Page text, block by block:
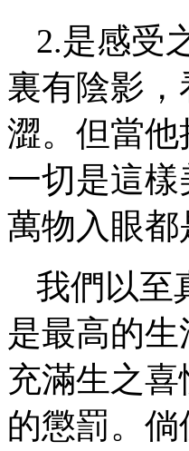
2.是感受
裏有陰影
澀。但當
一切是這
萬物入眼
我們以至
是最高的
充滿生之
的懲罰。